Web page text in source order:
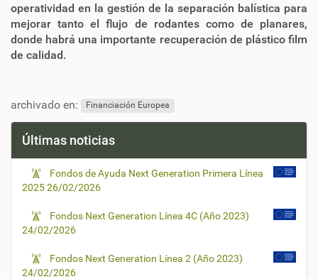
operatividad en la gestión de la separación balística para
mejorar tanto el flujo de rodantes como de planares,
donde habrá una importante recuperación de plástico film
de calidad.
archivado en: Financiación Europea
Últimas noticias
Fondos de Ayuda Next Generation Primera Línea
202526/02/2026
Fondos Next Generation Línea 4C (Año 2023)
24/02/2026
Fondos Next Generation Línea 2 (Año 2023)
24/02/2026